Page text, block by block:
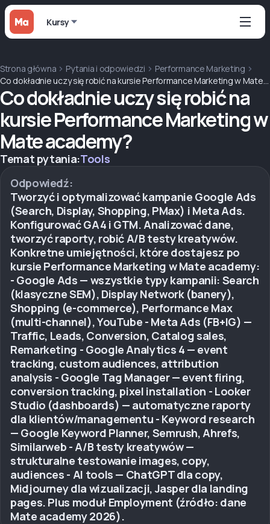
Kursy
Strona główna Pytania i odpowiedzi
Performance Marketing
Co dokładnie uczy się robić na kursie Performance Marketing w Mate academy?
Co dokładnie uczy się robić na
kursie Performance Marketing w
Mate academy?
Temat pytania:Tools
Odpowiedź:
Tworzyć i optymalizować kampanie Google Ads
(Search, Display, Shopping, PMax) i Meta Ads.
Konfigurować GA4 i GTM. Analizować dane,
tworzyć raporty, robić A/B testy kreatywów.
Konkretne umiejętności, które dostajesz po
kursie Performance Marketing w Mate academy:
- Google Ads — wszystkie typy kampanii: Search
(klasyczne SEM), Display Network (banery),
Shopping (e-commerce), Performance Max
(multi-channel), YouTube - Meta Ads (FB+IG) —
Traffic, Leads, Conversion, Catalog sales,
Remarketing - Google Analytics 4 — event
tracking, custom audiences, attribution
analysis - Google Tag Manager — event firing,
conversion tracking, pixel installation - Looker
Studio (dashboards) — automatyczne raporty
dla klientów/managementu - Keyword research
— Google Keyword Planner, Semrush, Ahrefs,
Similarweb - A/B testy kreatywów —
strukturalne testowanie images, copy,
audiences - AI tools — ChatGPT dla copy,
Midjourney dla wizualizacji, Jasper dla landing
pages. Plus moduł Employment (źródło: dane
Mate academy 2026).